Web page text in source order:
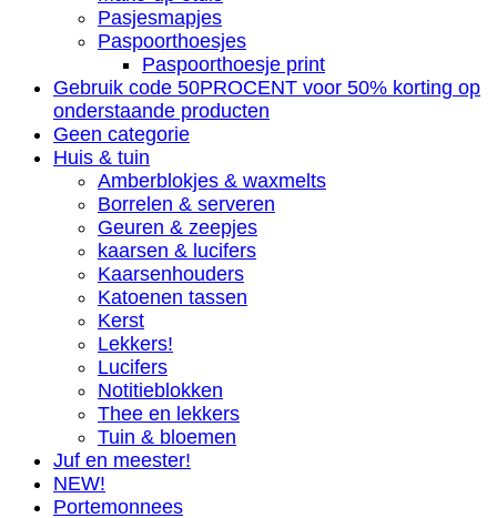
Pasjesmapjes
Paspoorthoesjes
Paspoorthoesje print
Gebruik code 50PROCENT voor 50% korting op
onderstaande producten
Geen categorie
Huis & tuin
Amberblokjes & waxmelts
Borrelen & serveren
Geuren & zeepjes
kaarsen & lucifers
Kaarsenhouders
Katoenen tassen
Kerst
Lekkers!
Lucifers
Notitieblokken
Thee en lekkers
Tuin & bloemen
Juf en meester!
NEW!
Portemonnees